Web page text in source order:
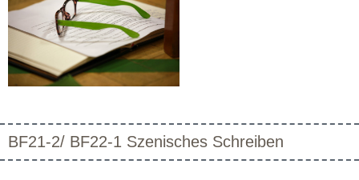
BF21-2/ BF22-1 Szenisches Schreiben